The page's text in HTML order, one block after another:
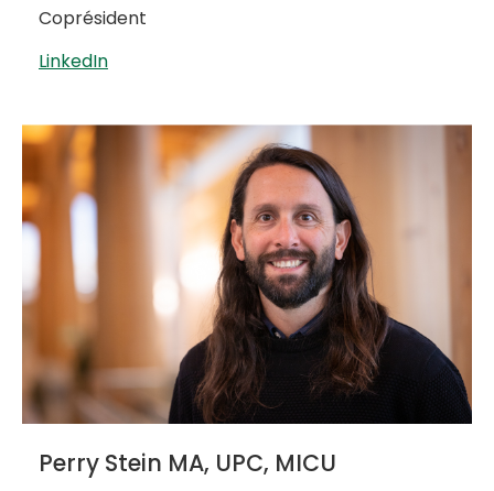
Coprésident
LinkedIn
Perry Stein MA, UPC, MICU